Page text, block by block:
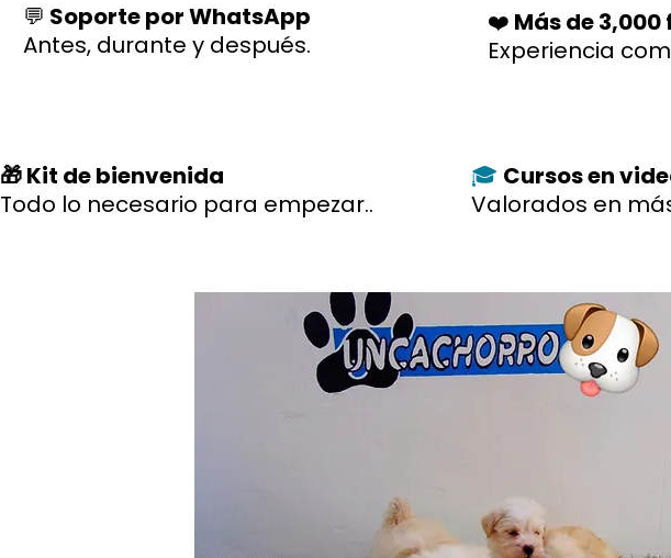
💬 Soporte por WhatsApp
Antes, durante y después.
❤️ Más de
Experiencia
🎁 Kit de bienvenida
Todo lo necesario para empezar..
🎓 Cursos en
Valorados en